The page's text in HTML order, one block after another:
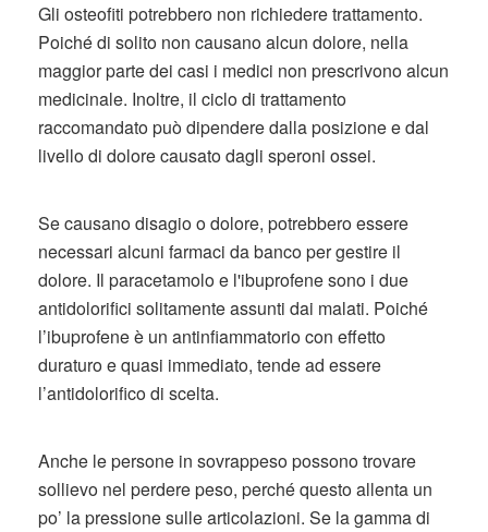
Gli osteofiti potrebbero non richiedere trattamento.
Poiché di solito non causano alcun dolore, nella
maggior parte dei casi i medici non prescrivono alcun
medicinale. Inoltre, il ciclo di trattamento
raccomandato può dipendere dalla posizione e dal
livello di dolore causato dagli speroni ossei.
Se causano disagio o dolore, potrebbero essere
necessari alcuni farmaci da banco per gestire il
dolore. Il paracetamolo e l'ibuprofene sono i due
antidolorifici solitamente assunti dai malati. Poiché
l’ibuprofene è un antinfiammatorio con effetto
duraturo e quasi immediato, tende ad essere
l’antidolorifico di scelta.
Anche le persone in sovrappeso possono trovare
sollievo nel perdere peso, perché questo allenta un
po’ la pressione sulle articolazioni. Se la gamma di